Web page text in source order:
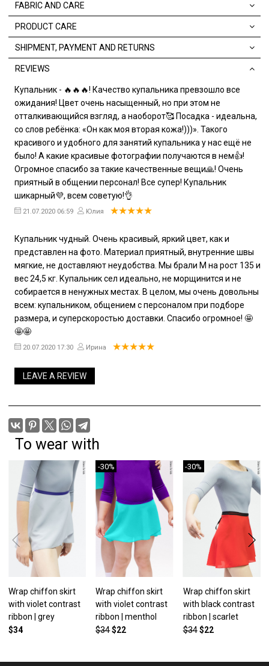
FABRIC AND CARE
PRODUCT CARE
SHIPMENT, PAYMENT AND RETURNS
REVIEWS
Купальник - 🔥🔥🔥! Качество купальника превзошло все
ожидания! Цвет очень насыщенный, но при этом не
отталкивающийся взгляд, а наоборот🥰 Посадка - идеальна,
со слов ребёнка: «Он как моя вторая кожа!)))». Такого
красивого и удобного для занятий купальника у нас ещё не
было! А какие красивые фотографии получаются в нем👍!
Огромное спасибо за такие качественные вещи🙏! Очень
приятный в общении персонал! Все супер! Купальник
шикарный💜, всем советую!👌
21.07.2020 06:59 Юлия
Купальник чудный. Очень красивый, яркий цвет, как и
представлен на фото. Материал приятный, внутренние швы
мягкие, не доставляют неудобства. Мы брали М на рост 135 и
вес 24,5 кг. Купальник сел идеально, не морщинится и не
собирается в ненужных местах. В целом, мы очень довольны
всем: купальником, общением с персоналом при подборе
размера, и суперскоростью доставки. Спасибо огромное! 🤩
🤩🤩
20.07.2020 17:30 Ирина
LEAVE A REVIEW
To wear with
Wrap chiffon skirt
with violet contrast
ribbon | grey
$34
-30%
Wrap chiffon skirt
with violet contrast
ribbon | menthol
$34$22
-30%
Wrap chiffon skirt
with black contrast
ribbon | scarlet
$34 $22